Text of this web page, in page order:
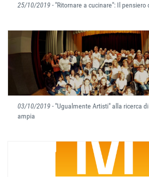
25/10/2019- "Ritornare a cucinare": Il pensiero
03/10/2019- "Ugualmente Artisti" alla ricerca
ampia